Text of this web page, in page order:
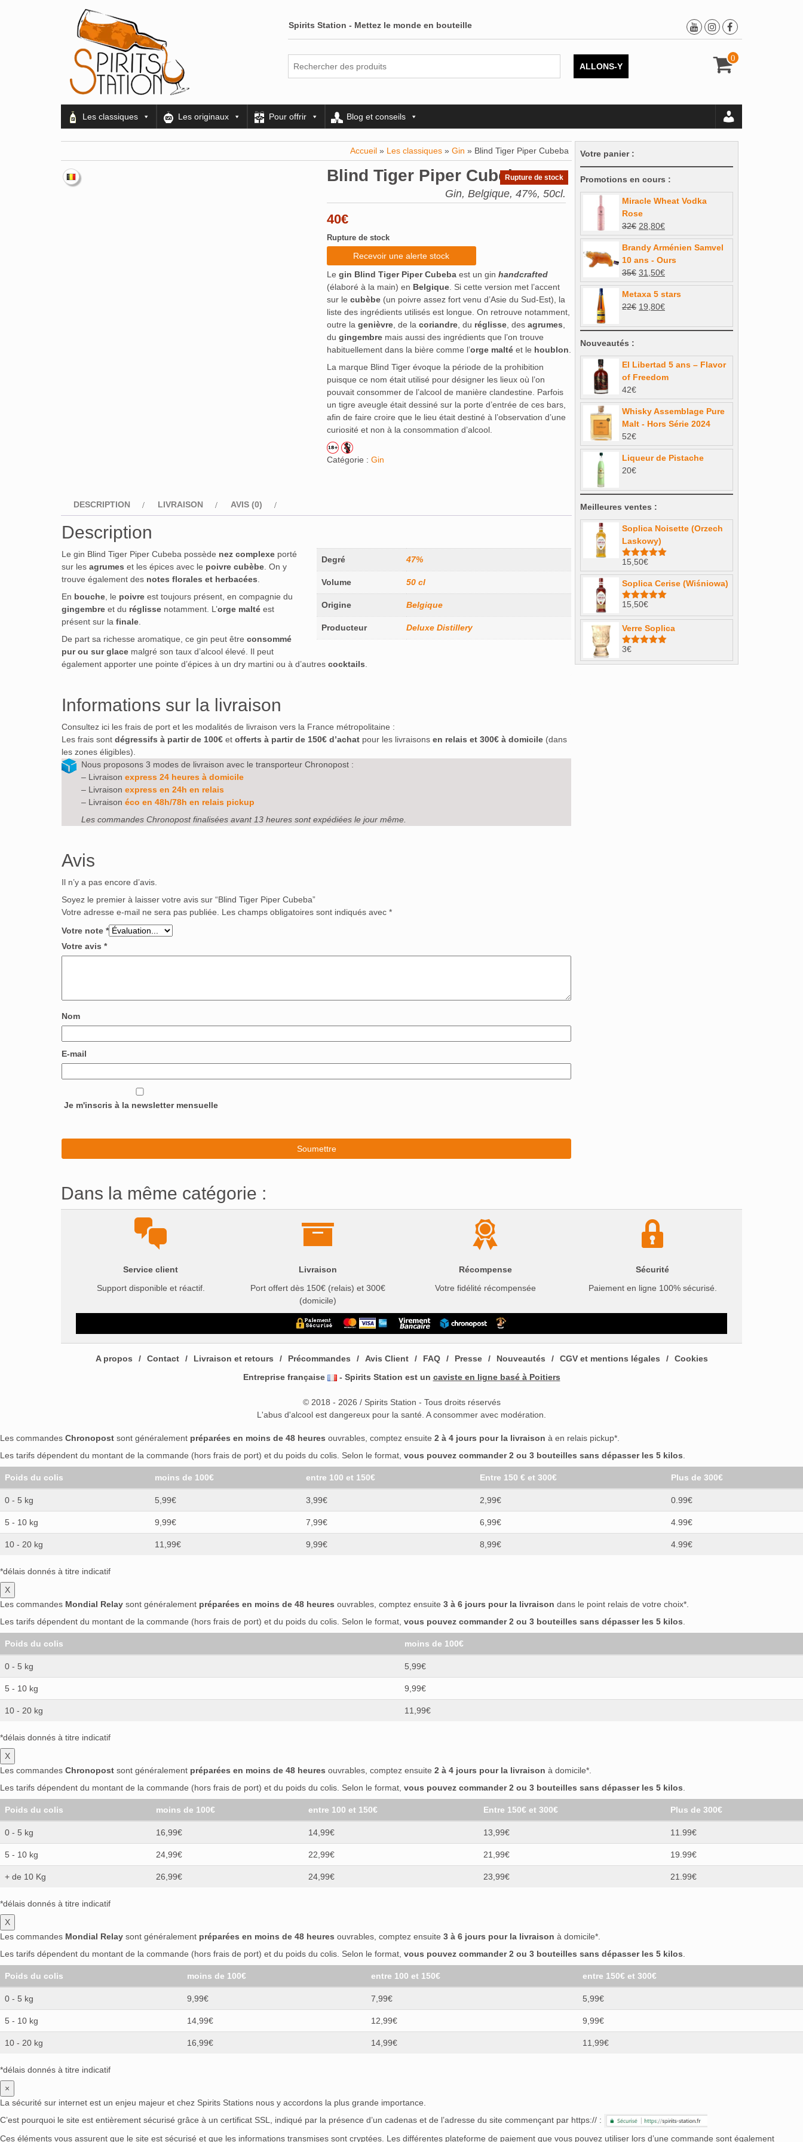
Spirits Station - Mettez le monde en bouteille
0
ALLONS-Y
Les classiques Les originaux Pour offrir Blog et conseils
Accueil » Les classiques » Gin » Blind Tiger Piper Cubeba
Blind Tiger Piper Cubeba
Gin, Belgique, 47%, 50cl.
40€
Rupture de stock
Rupture de stock
Recevoir une alerte stock
Le gin Blind Tiger Piper Cubebaest un gin handcrafted
(élaboré à la main) en Belgique. Si cette version met l’accent
sur le cubèbe(un poivre assez fort venu d’Asie du Sud-Est), la
liste des ingrédients utilisés est longue. On retrouve notamment,
outre la genièvre, de la coriandre, du réglisse, des agrumes
du gingembremais aussi des ingrédients que l’on trouve
habituellement dans la bière comme l’orge maltéet le houblon
La marque Blind Tiger évoque la période de la prohibition
puisque ce nom était utilisé pour désigner les lieux où l’on
pouvait consommer de l’alcool de manière clandestine. Parfois
un tigre aveugle était dessiné sur la porte d’entrée de ces bars,
afin de faire croire que le lieu était destiné à l’observation d’une
curiosité et non à la consommation d’alcool.
Catégorie : Gin
DESCRIPTION LIVRAISON AVIS (0)
Description
Degré 47%
Volume 50 cl
Origine Belgique
Producteur Deluxe Distillery
Le gin Blind Tiger Piper Cubeba possède nez complexe porté
sur les agrumes et les épices avec le poivre cubèbe . On y
trouve également des notes florales et herbacées
En bouche , le poivre est toujours présent, en compagnie du
gingembre et du réglisse notamment. L’orge malté est
présent sur la finale
De part sa richesse aromatique, ce gin peut être consommé
pur ou sur glace malgré son taux d’alcool élevé. Il peut
également apporter une pointe d’épices à un dry martini ou à d’autres cocktails
Informations sur la livraison
Consultez ici les frais de port et les modalités de livraison vers la France métropolitaine :
Les frais sont dégressifs à partir de 100€ et offerts à partir de 150€ d’achat pour les livraisons en relais et 300€ à domicile (dans
les zones éligibles).
Nous proposons 3 modes de livraison avec le transporteur Chronopost :
– Livraison express 24 heures à domicile
– Livraison express en 24h en relais
– Livraison éco en 48h/78h en relais pickup
Les commandes Chronopost finalisées avant 13 heures sont expédiées le jour même.
Avis
Il n’y a pas encore d’avis.
Soyez le premier à laisser votre avis sur “Blind Tiger Piper Cubeba”
Votre adresse e-mail ne sera pas publiée.
Les champs obligatoires sont indiqués avec *
Votre note *
Votre avis *
Nom
E-mail
Je m'inscris à la newsletter mensuelle
Dans la même catégorie :
Votre panier :
Promotions en cours :
Miracle Wheat Vodka
Rose
32€ Le
prix
initial
était :
32€.
28,80€Le
prix
actuel
est :
28,80€.
Brandy Arménien Samvel
10 ans - Ours
35€ Le
prix
initial
était :
31,50€Le
prix
actuel
est :
Metaxa 5 stars
22€ Le
initial
22€.
19,80€Le
actuel
19,80€.
Nouveautés :
El Libertad 5 ans – Flavor
of Freedom
42€
Whisky Assemblage Pure
Malt - Hors Série 2024
52€
Liqueur de Pistache
20€
Meilleures ventes :
Soplica Noisette (Orzech
Laskowy)
Note4.98
sur 5
15,50€
Soplica Cerise (Wiśniowa)
Note5.00
sur 5
15,50€
Verre Soplica
Note
sur 5
3€
Service client
Support disponible et réactif.
Livraison
Port offert dès 150€ (relais) et 300€
(domicile)
Récompense
Votre fidélité récompensée
Sécurité
Paiement en ligne 100% sécurisé.
A propos Contact Livraison et retours Précommandes Avis Client FAQ Presse Nouveautés CGV et mentions légales
Cookies
Entreprise française
- Spirits Station est un caviste en ligne basé à Poitiers
© 2018 - 2026 / Spirits Station - Tous droits réservés
L'abus d'alcool est dangereux pour la santé. A consommer avec modération.
Les commandes Chronopost sont généralement préparées en moins de 48 heures ouvrables, comptez ensuite 2 à 4 jours pour la livraison à en relais pickup*.
Les tarifs dépendent du montant de la commande (hors frais de port) et du poids du colis. Selon le format, vous pouvez commander 2 ou 3 bouteilles sans dépasser les 5 kilos.
Poids du colis moins de 100€ entre 100 et 150€ Entre 150 € et 300€ Plus de 300€
0 - 5 kg 5,99€ 3,99€ 2,99€ 0.99€
5 - 10 kg 9,99€ 7,99€ 6,99€ 4.99€
10 - 20 kg 11,99€ 9,99€ 8,99€ 4.99€
*délais donnés à titre indicatif
X
Les commandes Mondial Relay sont généralement préparées en moins de 48 heures ouvrables, comptez ensuite 3 à 6 jours pour la livraison dans le point relais de votre choix*.
Les tarifs dépendent du montant de la commande (hors frais de port) et du poids du colis. Selon le format, vous pouvez commander 2 ou 3 bouteilles sans dépasser les 5 kilos.
Poids du colis moins de 100€
0 - 5 kg 5,99€
5 - 10 kg 9,99€
10 - 20 kg 11,99€
*délais donnés à titre indicatif
X
Les commandes Chronopost sont généralement préparées en moins de 48 heures ouvrables, comptez ensuite 2 à 4 jours pour la livraison à domicile*.
Les tarifs dépendent du montant de la commande (hors frais de port) et du poids du colis. Selon le format, vous pouvez commander 2 ou 3 bouteilles sans dépasser les 5 kilos.
Poids du colis moins de 100€ entre 100 et 150€ Entre 150€ et 300€ Plus de 300€
0 - 5 kg 16,99€ 14,99€ 13,99€ 11.99€
5 - 10 kg 24,99€ 22,99€ 21,99€ 19.99€
+ de 10 Kg 26,99€ 24,99€ 23,99€ 21.99€
*délais donnés à titre indicatif
X
Les commandes Mondial Relay sont généralement préparées en moins de 48 heures ouvrables, comptez ensuite 3 à 6 jours pour la livraison à domicile*.
Les tarifs dépendent du montant de la commande (hors frais de port) et du poids du colis. Selon le format, vous pouvez commander 2 ou 3 bouteilles sans dépasser les 5 kilos.
Poids du colis moins de 100€ entre 100 et 150€ entre 150€ et 300€
0 - 5 kg 9,99€ 7,99€ 5,99€
5 - 10 kg 14,99€ 12,99€ 9,99€
10 - 20 kg 16,99€ 14,99€ 11,99€
*délais donnés à titre indicatif
×
La sécurité sur internet est un enjeu majeur et chez Spirits Stations nous y accordons la plus grande importance.
C’est pourquoi le site est entièrement sécurisé grâce à un certificat SSL, indiqué par la présence d’un cadenas et de l’adresse du site commençant par https:// :
Ces éléments vous assurent que le site est sécurisé et que les informations transmises sont cryptées. Les différentes plateforme de paiement que vous pouvez utiliser lors d’une commande sont également